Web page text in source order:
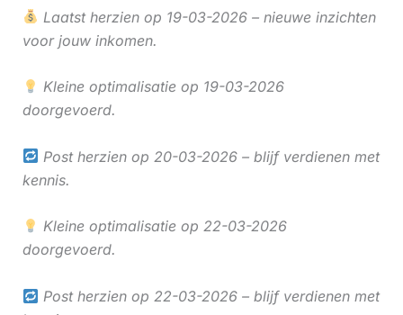
Laatst herzien op 19-03-2026 – nieuwe inzichten
voor jouw inkomen.
Kleine optimalisatie op 19-03-2026
doorgevoerd.
Post herzien op 20-03-2026 – blijf verdienen met
kennis.
Kleine optimalisatie op 22-03-2026
doorgevoerd.
Post herzien op 22-03-2026 – blijf verdienen met